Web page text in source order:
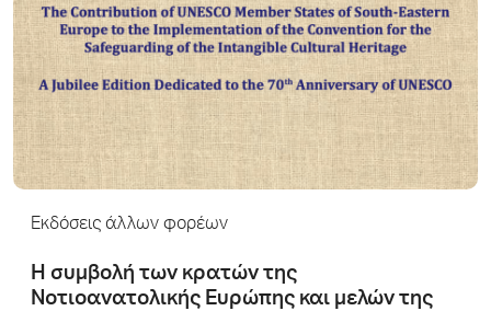
Εκδόσεις άλλων φορέων
H συμβολή των κρατών της
Νοτιοανατολικής Ευρώπης και μελών της